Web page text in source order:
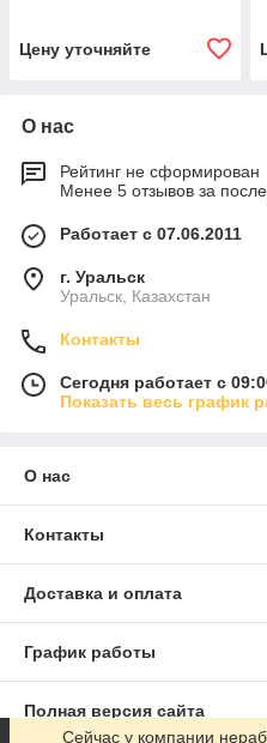
Цену уточняйте
О нас
Рейтинг не сформирован
Менее 5 отзывов за
Работает с 07.06.2011
г. Уральск
Уральск, Казахстан
Контакты
Сегодня работает с
Показать весь график
О нас
Контакты
Доставка и оплата
График работы
Полная версия сайта
Сейчас у компании